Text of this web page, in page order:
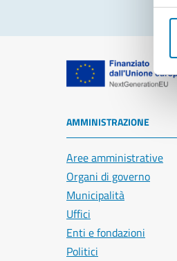
AMMINISTRAZIONE
Aree amministrative
Organi di governo
Municipalità
Uffici
Enti e fondazioni
Politici